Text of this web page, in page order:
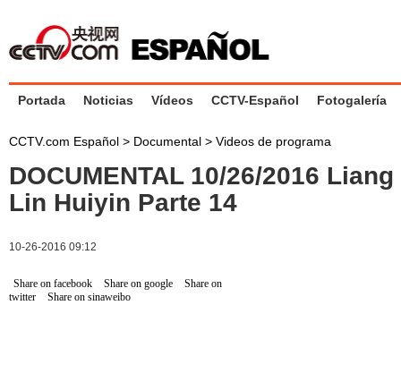
Portada Noticias Vídeos CCTV-Español Fotogalería
CCTV.com Español > Documental > Videos de programa
DOCUMENTAL 10/26/2016
Lin Huiyin Parte 14
10-26-2016 09:12
Share on facebook Share on google
Share on
twitter
Share on sinaweibo